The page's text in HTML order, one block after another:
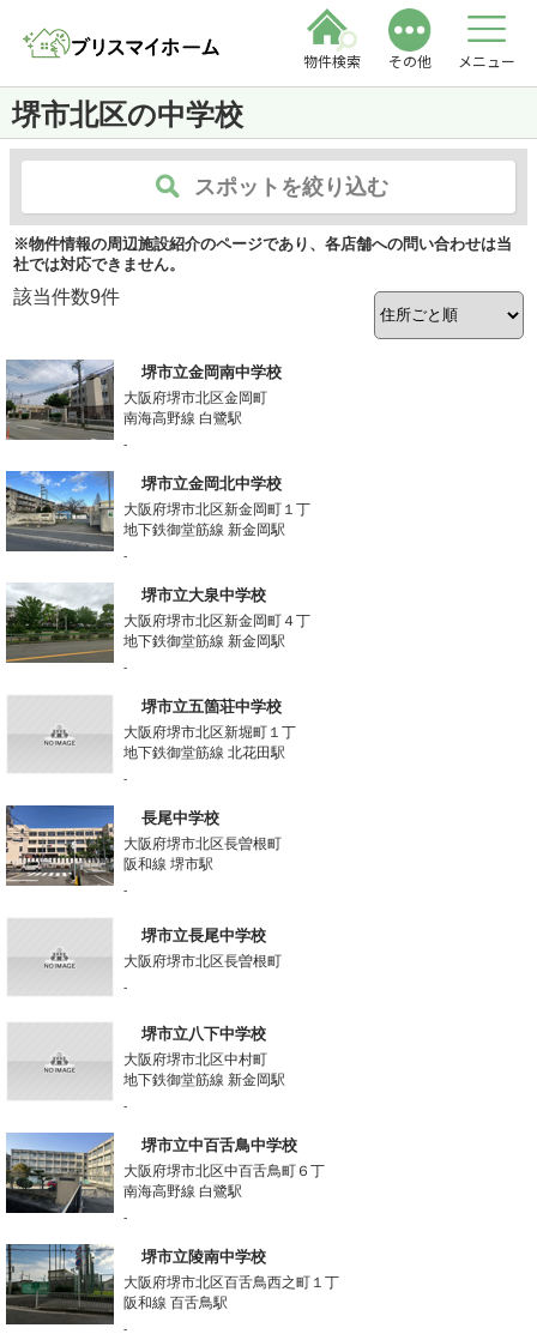
物件検索 その他 メニュー
堺市北区の中学校
スポットを絞り込む
※物件情報の周辺施設紹介のページであり、各店舗への問い合わせは当
社では対応できません。
該当件数9件
堺市立金岡南中学校
大阪府堺市北区金岡町
南海高野線 白鷺駅
-
堺市立金岡北中学校
大阪府堺市北区新金岡町１丁
地下鉄御堂筋線 新金岡駅
-
堺市立大泉中学校
大阪府堺市北区新金岡町４丁
地下鉄御堂筋線 新金岡駅
-
堺市立五箇荘中学校
大阪府堺市北区新堀町１丁
地下鉄御堂筋線 北花田駅
-
長尾中学校
大阪府堺市北区長曽根町
阪和線 堺市駅
-
堺市立長尾中学校
大阪府堺市北区長曽根町
-
堺市立八下中学校
大阪府堺市北区中村町
地下鉄御堂筋線 新金岡駅
-
堺市立中百舌鳥中学校
大阪府堺市北区中百舌鳥町６丁
南海高野線 白鷺駅
-
堺市立陵南中学校
大阪府堺市北区百舌鳥西之町１丁
阪和線 百舌鳥駅
-